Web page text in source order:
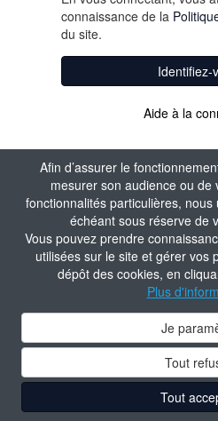
Afin d’assurer le
mesurer son audience ou
fonctionnalités particulières,
échéant sous réserve de
Vous pouvez prendre
utilisées sur le site et gérer vos
dépôt des cookies, en
Plus
Je
Tout
Tout
connaissance de la
du site.
Identifiez-
Aide à la